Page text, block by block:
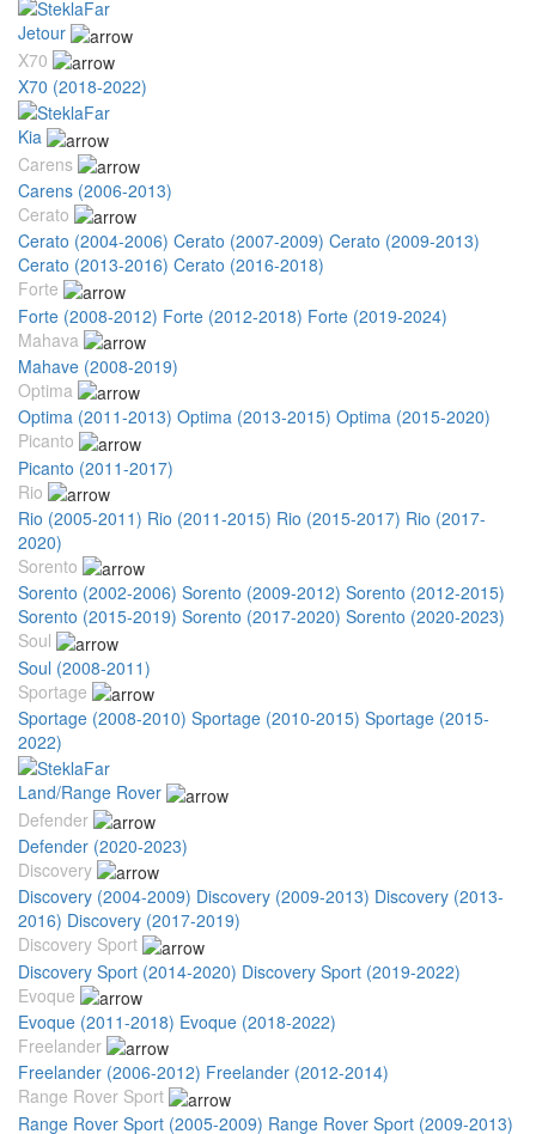
Jetour
X70
X70 (2018-2022)
Kia
Carens
Carens (2006-2013)
Cerato
Cerato (2004-2006) Cerato (2007-2009) Cerato (2009-2013)
Cerato (2013-2016) Cerato (2016-2018)
Forte
Forte (2008-2012) Forte (2012-2018) Forte (2019-2024)
Mahava
Mahave (2008-2019)
Optima
Optima (2011-2013) Optima (2013-2015) Optima (2015-2020)
Picanto
Picanto (2011-2017)
Rio
Rio (2005-2011) Rio (2011-2015) Rio (2015-2017) Rio (2017-
2020)
Sorento
Sorento (2002-2006) Sorento (2009-2012) Sorento (2012-2015)
Sorento (2015-2019) Sorento (2017-2020) Sorento (2020-2023)
Soul
Soul (2008-2011)
Sportage
Sportage (2008-2010) Sportage (2010-2015) Sportage (2015-
2022)
Land/Range Rover
Defender
Defender (2020-2023)
Discovery
Discovery (2004-2009) Discovery (2009-2013) Discovery (2013-
2016) Discovery (2017-2019)
Discovery Sport
Discovery Sport (2014-2020) Discovery Sport (2019-2022)
Evoque
Evoque (2011-2018) Evoque (2018-2022)
Freelander
Freelander (2006-2012) Freelander (2012-2014)
Range Rover Sport
Range Rover Sport (2005-2009) Range Rover Sport (2009-2013)